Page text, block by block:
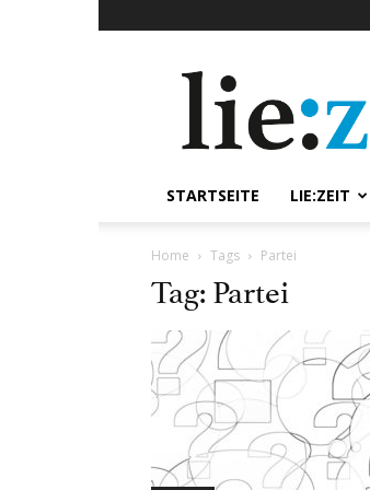
STARTSEITE LIE:ZEIT
Home Tags Partei
Tag: Partei